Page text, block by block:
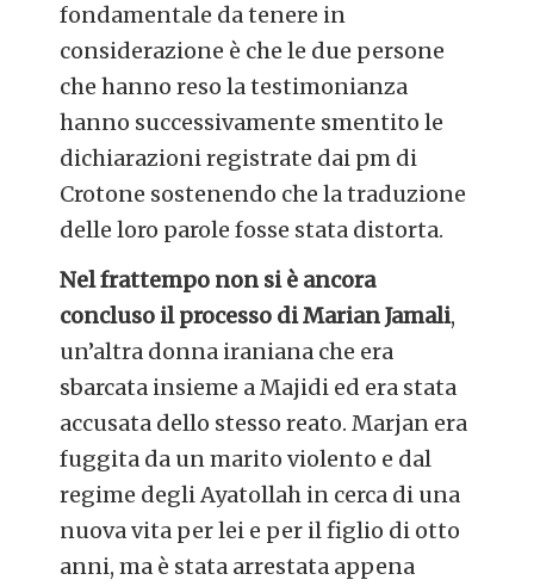
fondamentale da tenere in
considerazione è che le due persone
che hanno reso la testimonianza
hanno successivamente smentito le
dichiarazioni registrate dai pm di
Crotone sostenendo che la traduzione
delle loro parole fosse stata distorta.
Nel frattempo non si è ancora
concluso il processo di Marian Jamali,
un’altra donna iraniana che era
sbarcata insieme a Majidi ed era stata
accusata dello stesso reato. Marjan era
fuggita da un marito violento e dal
regime degli Ayatollah in cerca di una
nuova vita per lei e per il figlio di otto
anni, ma è stata arrestata appena